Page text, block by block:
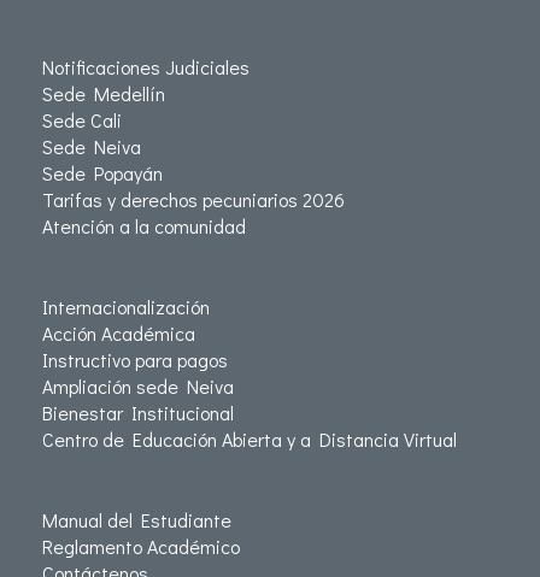
Notificaciones Judiciales
Sede Medellín
Sede Cali
Sede Neiva
Sede Popayán
Tarifas y derechos pecuniarios 2026
Atención a la comunidad
Internacionalización
Acción Académica
Instructivo para pagos
Ampliación sede Neiva
Bienestar Institucional
Centro de Educación Abierta y a Distancia Virtual
Manual del Estudiante
Reglamento Académico